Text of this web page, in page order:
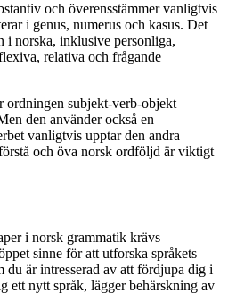
och överensstämmer vanligtvis
i genus, numerus och kasus. Det
i norska, inklusive personliga,
relativa och frågande
ordningen subjekt-verb-objekt
den använder också en
vanligtvis upptar den andra
och öva norsk ordföljd är viktigt
i norsk grammatik krävs
sinne för att utforska språkets
du är intresserad av att fördjupa dig i
ett nytt språk, lägger behärskning av